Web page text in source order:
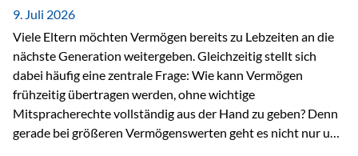
Ein…
9. Juli 2026
Viele Eltern möchten Vermögen bereits zu Lebzeiten an die
nächste Generation weitergeben. Gleichzeitig stellt sich
dabei häufig eine zentrale Frage: Wie kann Vermögen
frühzeitig übertragen werden, ohne wichtige
Mitspracherechte vollständig aus der Hand zu geben? Denn
gerade bei größeren Vermögenswerten geht es nicht nur um